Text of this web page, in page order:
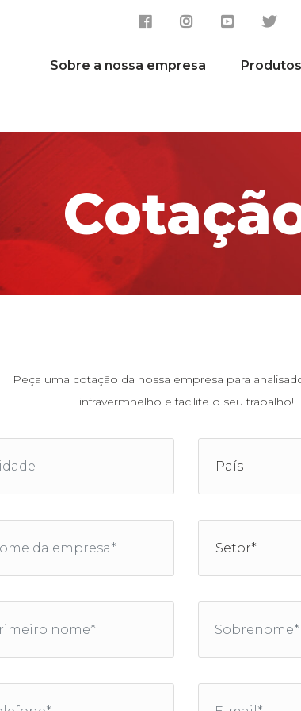
Sobre a nossa empresa Produtos
Peça uma cotação da nossa empresa para
infravermhelho e facilite o seu trabalho!